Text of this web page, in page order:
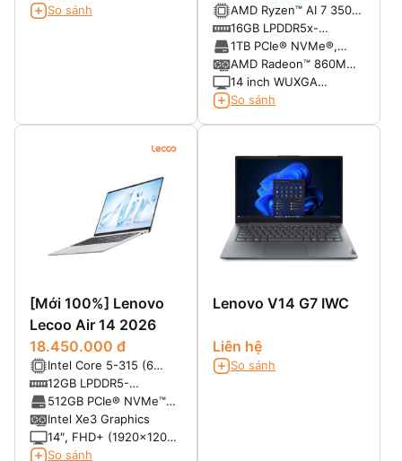
So sánh
350, Ram 16GB SSD
1TB, 14 inch FHD+
Touch)
AMD Ryzen™ AI 7 350
(8 Cores / 16 Threads,
Turbo 5.0 GHz )
16GB LPDDR5x-
7500MHz (onboard)
1TB PCIe® NVMe®,
PCIe® 4.0 x4
AMD Radeon™ 860M
Integrated
14 inch WUXGA
(1920x1200), Multi-
So sánh
[Mới 100%] Lenovo
Lecoo Air 14 2026
18.450.000 đ
Intel Core 5-315 (6
nhân 6 luồng, xung
nhịp cơ bản 1.5Ghz, tối
đa có thể lên tới
4.4GHz (P-core) với
turbo boost, 6 MB
12GB LPDDR5-
5600MT/s (Không hỗ
trợ nâng cấp)
512GB PCIe® NVMe™
M.2 SSD
Intel Xe3 Graphics
14″, FHD+ (1920x1200)
IPS, 16:10, màn nhám,
So sánh
Lenovo V14 G7 IWC
Liên hệ
So sánh